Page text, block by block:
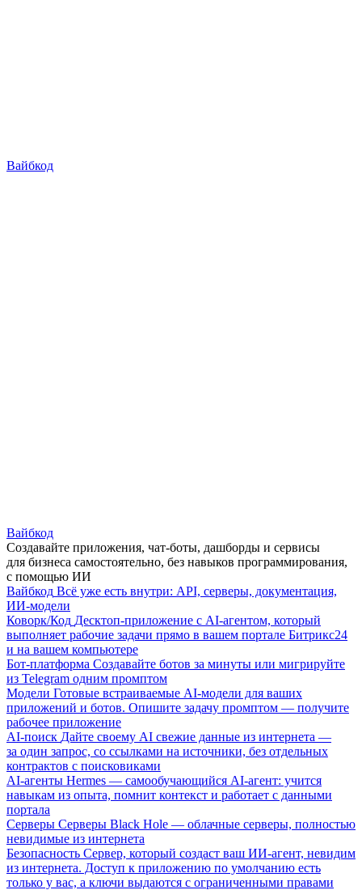
Вайбкод
Вайбкод
Создавайте приложения, чат-боты, дашборды и сервисы
для бизнеса самостоятельно, без навыков программирования,
с помощью ИИ
Вайбкод Всё уже есть внутри: API, серверы, документация,
ИИ-модели
Коворк/Код Десктоп-приложение с AI-агентом, который
выполняет рабочие задачи прямо в вашем портале Битрикс24
и на вашем компьютере
Бот-платформа Создавайте ботов за минуты или мигрируйте
из Telegram одним промптом
Модели Готовые встраиваемые AI-модели для ваших
приложений и ботов. Опишите задачу промптом — получите
рабочее приложение
AI-поиск Дайте своему AI свежие данные из интернета —
за один запрос, со ссылками на источники, без отдельных
контрактов с поисковиками
AI-агенты Hermes — самообучающийся AI-агент: учится
навыкам из опыта, помнит контекст и работает с данными
портала
Серверы Серверы Black Hole — облачные серверы, полностью
невидимые из интернета
Безопасность Сервер, который создаст ваш ИИ-агент, невидим
из интернета. Доступ к приложению по умолчанию есть
только у вас, а ключи выдаются с ограниченными правами